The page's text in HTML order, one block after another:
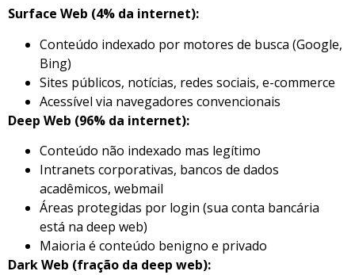
Surface Web (4% da internet):
Conteúdo indexado por motores de busca (Google,
Bing)
Sites públicos, notícias, redes sociais, e-commerce
Acessível via navegadores convencionais
Deep Web (96% da internet):
Conteúdo não indexado mas legítimo
Intranets corporativas, bancos de dados
acadêmicos, webmail
Áreas protegidas por login (sua conta bancária
está na deep web)
Maioria é conteúdo benigno e privado
Dark Web (fração da deep web):